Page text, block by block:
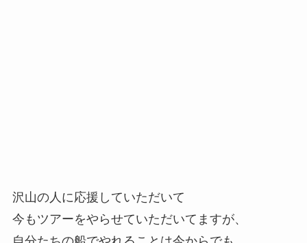
沢山の人に応援していただいて
今もツアーをやらせていただいてますが、